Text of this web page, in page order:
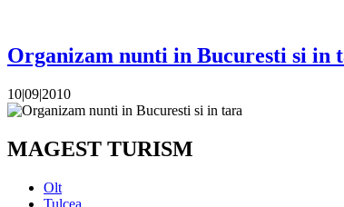
Organizam nunti in Bucuresti si in
10|09|2010
MAGEST TURISM
Olt
Tulcea